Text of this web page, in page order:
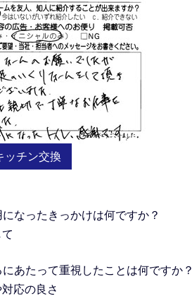
ッチン交換
なったきっかけは何ですか？
にあたって重視したことは何ですか？
応の良さ